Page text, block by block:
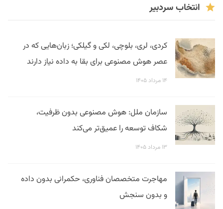
انتخاب سردبیر
کردی، لری، بلوچی، لکی و گیلکی؛ زبان‌هایی که در
عصر هوش مصنوعی برای بقا به داده نیاز دارند
۱۴ مرداد ۱۴۰۵
سازمان ملل: هوش مصنوعی بدون ظرفیت،
شکاف توسعه را عمیق‌تر می‌کند
۱۳ مرداد ۱۴۰۵
مهاجرت متخصصان فناوری، حکمرانی بدون داده
و بدون سنجش